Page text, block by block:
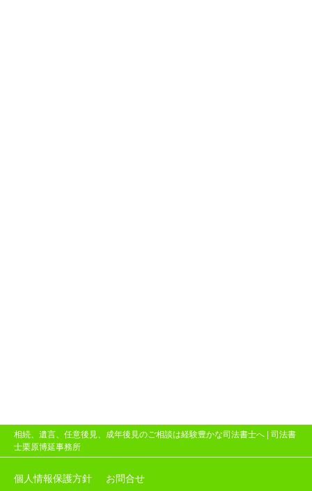
相続、遺言、任意後見、成年後見のご相談は経験豊かな司法書士へ | 司法書
士栗原博延事務所
個人情報保護方針 お問合せ